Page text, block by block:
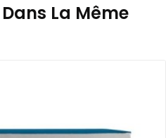
La Même